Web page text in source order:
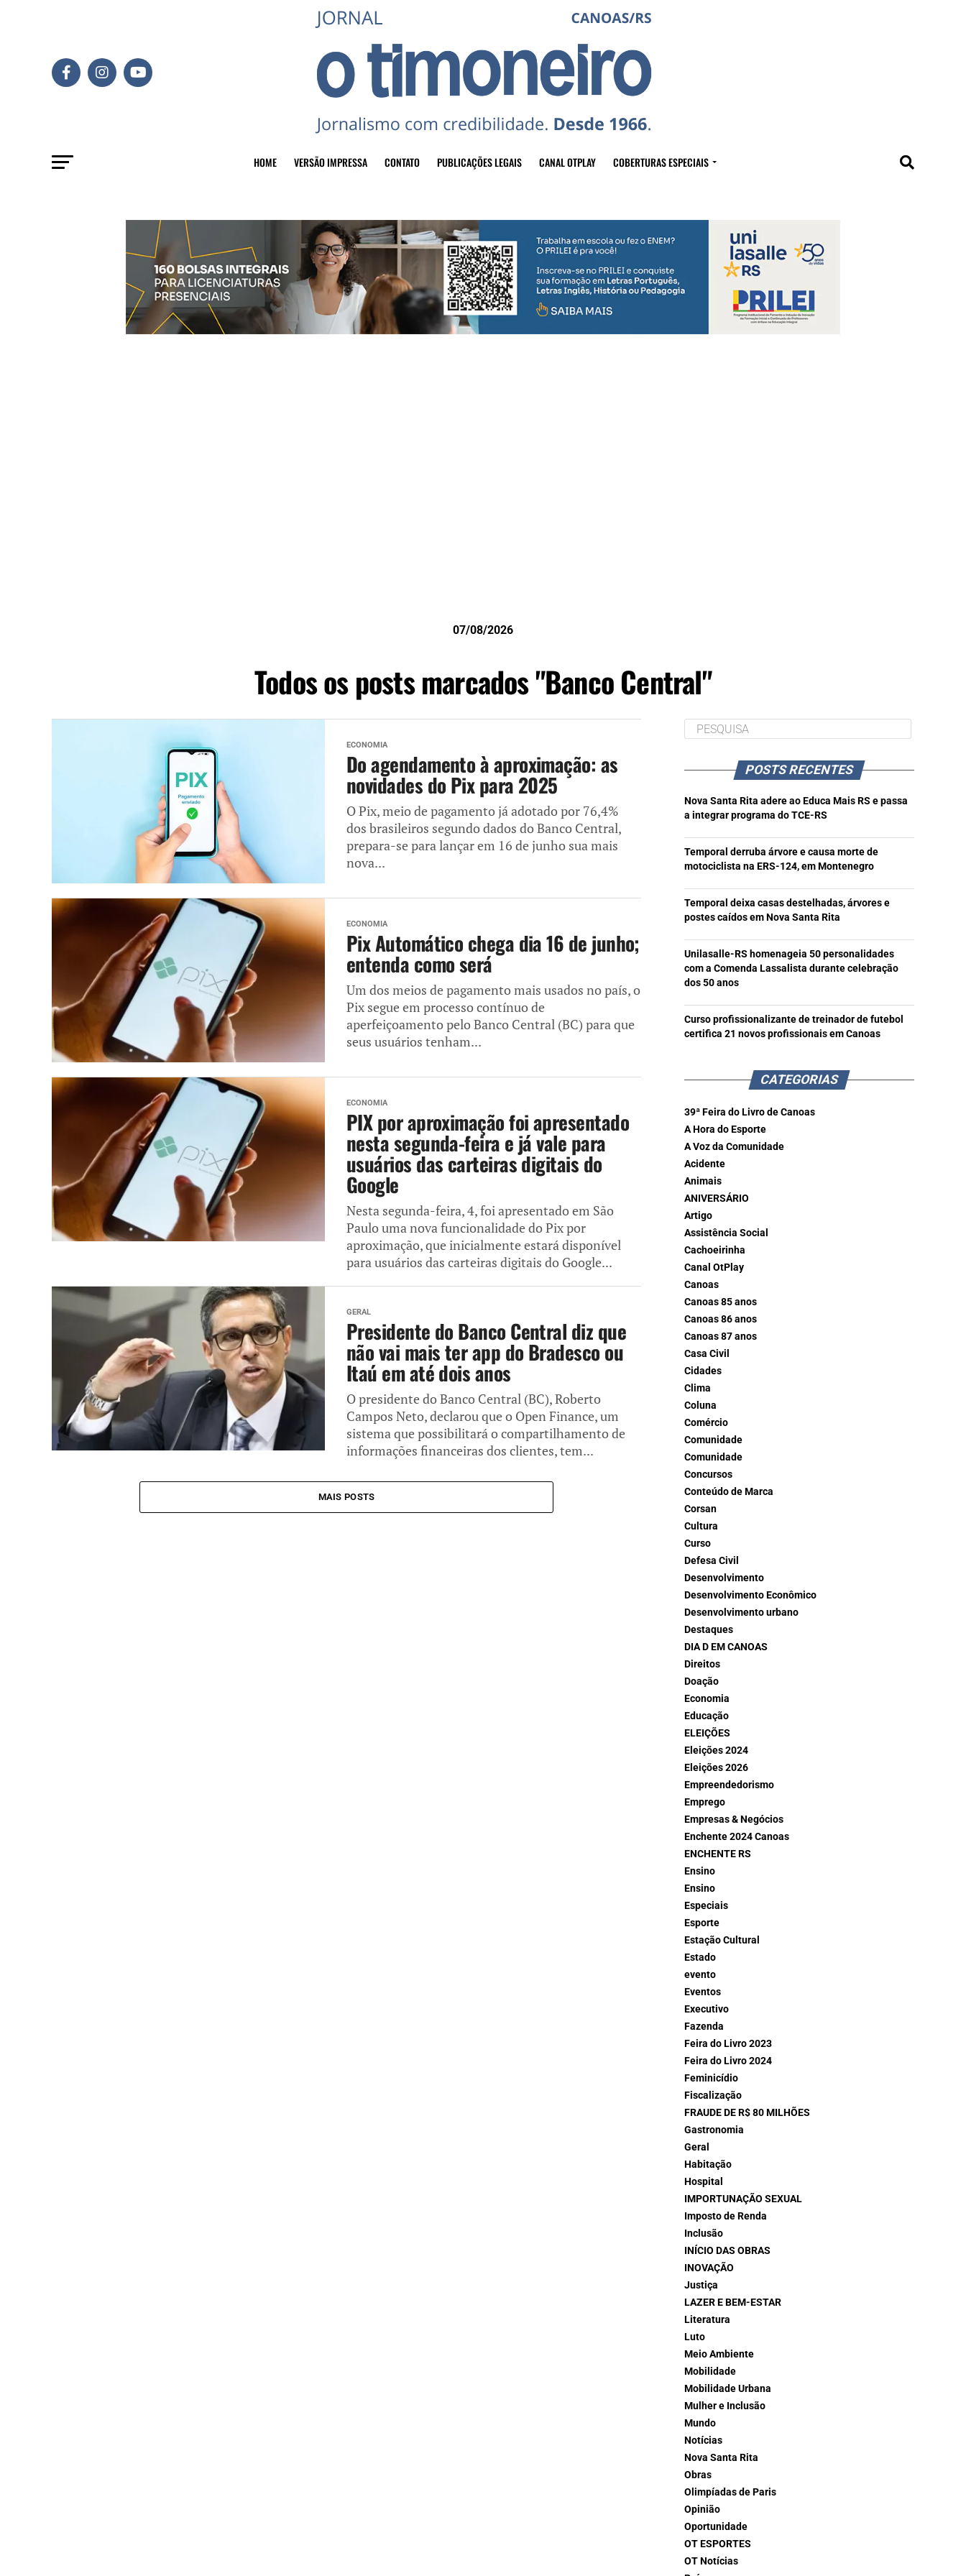
HOME VERSÃO IMPRESSA CONTATO PUBLICAÇÕES LEGAIS CANAL OTPLAY COBERTURAS ESPECIAIS
07/08/2026
Todos os posts marcados "Banco Central"
ECONOMIA
Do agendamento à aproximação: as
novidades do Pix para 2025
O Pix, meio de pagamento já adotado por 76,4%
dos brasileiros segundo dados do Banco Central,
prepara-se para lançar em 16 de junho sua mais
nova...
ECONOMIA
Pix Automático chega dia 16 de junho;
entenda como será
Um dos meios de pagamento mais usados no país, o
Pix segue em processo contínuo de
aperfeiçoamento pelo Banco Central (BC) para que
seus usuários tenham...
ECONOMIA
PIX por aproximação foi apresentado
nesta segunda-feira e já vale para
usuários das carteiras digitais do
Google
Nesta segunda-feira, 4, foi apresentado em São
Paulo uma nova funcionalidade do Pix por
aproximação, que inicialmente estará disponível
para usuários das carteiras digitais do Google...
GERAL
Presidente do Banco Central diz que
não vai mais ter app do Bradesco ou
Itaú em até dois anos
O presidente do Banco Central (BC), Roberto
Campos Neto, declarou que o Open Finance, um
sistema que possibilitará o compartilhamento de
informações financeiras dos clientes, tem...
MAIS POSTS
POSTS RECENTES
Nova Santa Rita adere ao Educa Mais RS e passa
a integrar programa do TCE-RS
Temporal derruba árvore e causa morte de
motociclista na ERS-124, em Montenegro
Temporal deixa casas destelhadas, árvores e
postes caídos em Nova Santa Rita
Unilasalle-RS homenageia 50 personalidades
com a Comenda Lassalista durante celebração
dos 50 anos
Curso profissionalizante de treinador de futebol
certifica 21 novos profissionais em Canoas
CATEGORIAS
39ª Feira do Livro de Canoas
A Hora do Esporte
A Voz da Comunidade
Acidente
Animais
ANIVERSÁRIO
Artigo
Assistência Social
Cachoeirinha
Canal OtPlay
Canoas
Canoas 85 anos
Canoas 86 anos
Canoas 87 anos
Casa Civil
Cidades
Clima
Coluna
Comércio
Comunidade
Comunidade
Concursos
Conteúdo de Marca
Corsan
Cultura
Curso
Defesa Civil
Desenvolvimento
Desenvolvimento Econômico
Desenvolvimento urbano
Destaques
DIA D EM CANOAS
Direitos
Doação
Economia
Educação
ELEIÇÕES
Eleições 2024
Eleições 2026
Empreendedorismo
Emprego
Empresas & Negócios
Enchente 2024 Canoas
ENCHENTE RS
Ensino
Ensino
Especiais
Esporte
Estação Cultural
Estado
evento
Eventos
Executivo
Fazenda
Feira do Livro 2023
Feira do Livro 2024
Feminicídio
Fiscalização
FRAUDE DE R$ 80 MILHÕES
Gastronomia
Geral
Habitação
Hospital
IMPORTUNAÇÃO SEXUAL
Imposto de Renda
Inclusão
INÍCIO DAS OBRAS
INOVAÇÃO
Justiça
LAZER E BEM-ESTAR
Literatura
Luto
Meio Ambiente
Mobilidade
Mobilidade Urbana
Mulher e Inclusão
Mundo
Notícias
Nova Santa Rita
Obras
Olimpíadas de Paris
Opinião
Oportunidade
OT ESPORTES
OT Notícias